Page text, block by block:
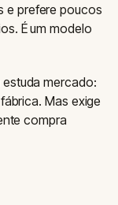
e prefere poucos
É um modelo
mercado:
Mas exige
compra